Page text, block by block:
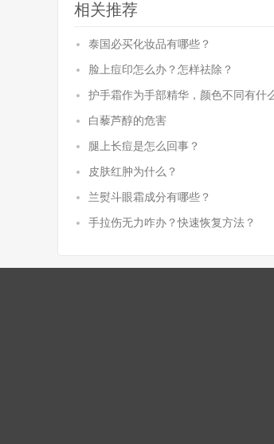
相关推荐
泰国必买化妆品有哪些？
脸上痘印怎么办？怎样祛除？
护手霜作为手部精华，颜色不同有什
白藜芦醇的危害
腿上长痘是怎么回事？
皮肤红肿为什么？
兰熨斗眼霜成分有哪些？
手拉伤无力咋办？快速恢复方法？